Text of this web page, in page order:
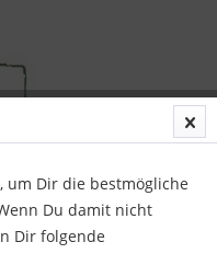
um Dir die bestmögliche
Du damit nicht
Dir folgende